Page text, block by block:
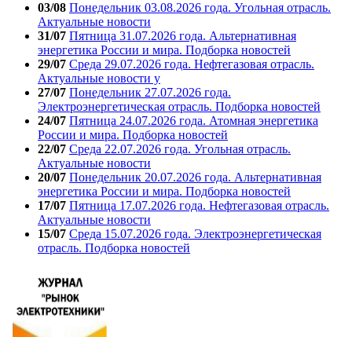
03/08 Понедельник 03.08.2026 года. Угольная отрасль.
Актуальные новости
31/07 Пятница 31.07.2026 года. Альтернативная
энергетика России и мира. Подборка новостей
29/07 Среда 29.07.2026 года. Нефтегазовая отрасль.
Актуальные новости у
27/07 Понедельник 27.07.2026 года.
Электроэнергетическая отрасль. Подборка новостей
24/07 Пятница 24.07.2026 года. Атомная энергетика
России и мира. Подборка новостей
22/07 Среда 22.07.2026 года. Угольная отрасль.
Актуальные новости
20/07 Понедельник 20.07.2026 года. Альтернативная
энергетика России и мира. Подборка новостей
17/07 Пятница 17.07.2026 года. Нефтегазовая отрасль.
Актуальные новости
15/07 Среда 15.07.2026 года. Электроэнергетическая
отрасль. Подборка новостей